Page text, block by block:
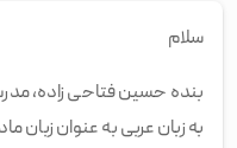
سلام
بنده حسین فتاحی زاده،
به زبان عربی به عنوان زبان